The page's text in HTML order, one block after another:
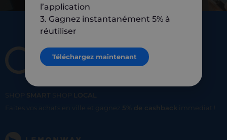
SHOP SMART SHOP
LOCAL
Faites vos achats en ville et gagnez 5% de cashback immediat !
l’application
3. Gagnez instantanément 5% à
réutiliser
Téléchargez maintenant